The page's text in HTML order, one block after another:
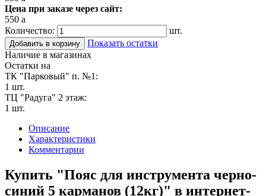
Цена при заказе через сайт:
550 a
Количество:
шт.
Добавить в корзину
Показать остатки
Наличие в магазинах
Остатки на
ТК "Парковый" п. №1:
1 шт.
ТЦ "Радуга" 2 этаж:
1 шт.
Описание
Характеристики
Комментарии
Купить "Пояс для инструмента черно-
синий 5 карманов (12кг)" в интернет-